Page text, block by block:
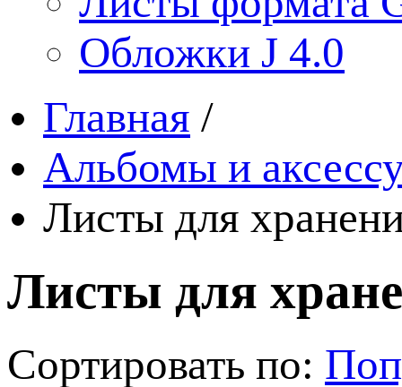
Обложки J 4.0
Главная /
Альбомы и
Листы для
Листы для
Сортировать по: